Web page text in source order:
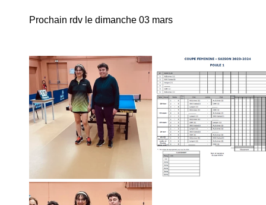
Prochain rdv le dimanche 03 mars